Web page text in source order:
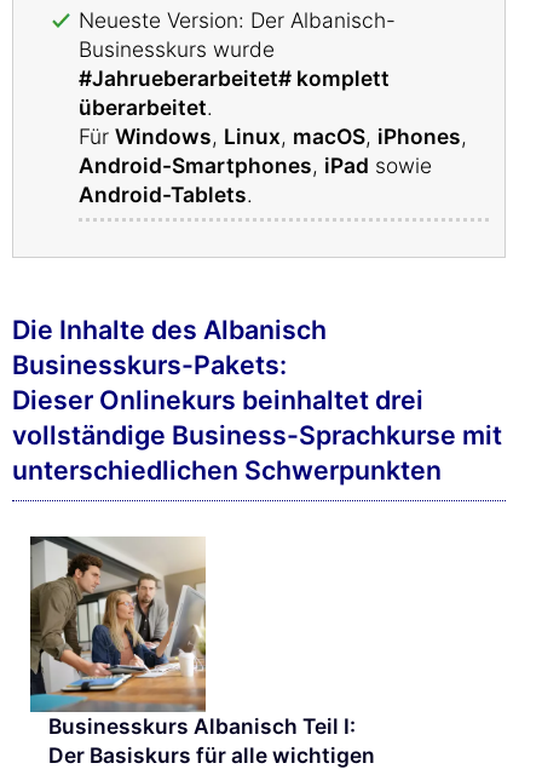
Neueste Version: Der Albanisch-
Businesskurs wurde
#Jahrueberarbeitet# komplett
überarbeitet.
Für Windows, Linux, macOS, iPhones,
Android-Smartphones, iPad sowie
Android-Tablets.
Die Inhalte des Albanisch
Businesskurs-Pakets:
Dieser Onlinekurs beinhaltet drei
vollständige Business-Sprachkurse mit
unterschiedlichen Schwerpunkten
Businesskurs Albanisch Teil I:
Der Basiskurs für alle wichtigen